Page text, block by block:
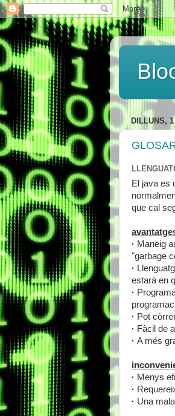
DILLUNS,
El java es
que cal
· Maneig
"garbage
·
estarà en
·
· Pot
· Fàcil de
· A més
· Menys
·
· Una